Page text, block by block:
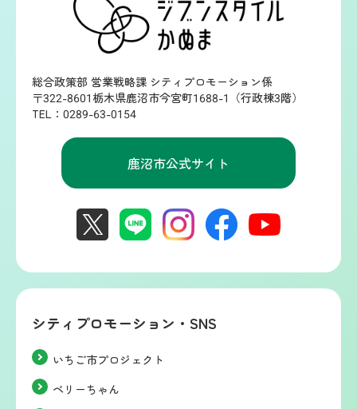
総合政策部 営業戦略課 シティプロモーション係
〒322-8601栃木県鹿沼市今宮町1688-1（行政棟3階）
TEL：0289-63-0154
鹿沼市公式サイト
シティプロモーション・SNS
いちご市プロジェクト
ベリーちゃん